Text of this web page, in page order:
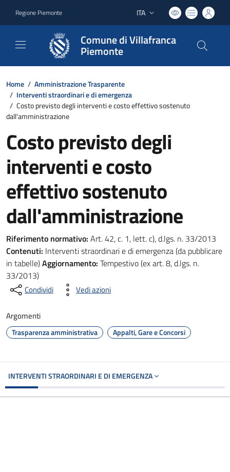
Regione Piemonte Lingua attiva:
ITA
Comune di Villafranca
Piemonte
Home / Amministrazione Trasparente
/ Interventi straordinari e di emergenza
/ Costo previsto degli interventi e costo effettivo sostenuto
dall'amministrazione
Costo previsto degli
interventi e costo
effettivo sostenuto
dall'amministrazione
Riferimento normativo: Art. 42, c. 1, lett. c), d.lgs. n. 33/2013
Contenuti: Interventi straordinari e di emergenza (da pubblicare
in tabelle)Aggiornamento: Tempestivo (ex art. 8, d.lgs. n.
33/2013)
Condividi Vedi azioni
Argomenti
Trasparenza amministrativa Appalti, Gare e Concorsi
INTERVENTI STRAORDINARI E DI EMERGENZA